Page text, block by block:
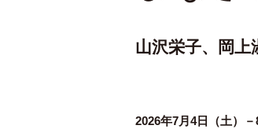
山沢栄子、岡上
2026